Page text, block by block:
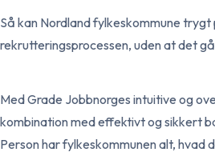
Så kan Nordland fylkeskommune
rekrutteringsprocessen, uden at det
Med Grade Jobbnorges intuitive og
kombination med effektivt og sikkert
Person har fylkeskommunen alt, hvad